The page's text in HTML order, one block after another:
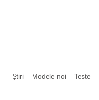
Știri Modele noi Teste